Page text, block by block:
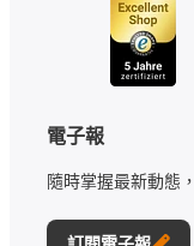
電子報
隨時掌握最新動態